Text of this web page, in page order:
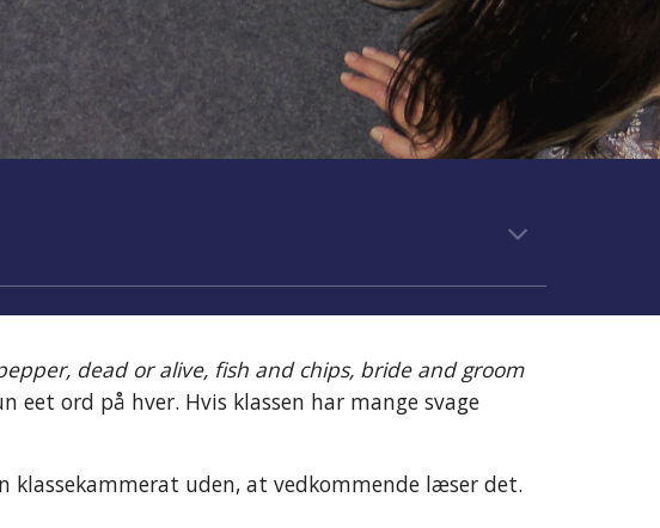
dead or alive, fish and chips, bride and groom
ord på hver. Hvis klassen har mange svage
klassekammerat uden, at vedkommende læser det.